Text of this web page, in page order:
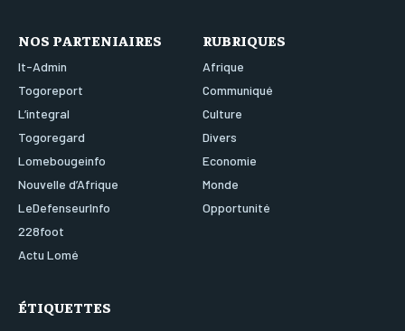
NOS PARTENIAIRES
It-Admin
Togoreport
L’integral
Togoregard
Lomebougeinfo
Nouvelle d’Afrique
LeDefenseurInfo
228foot
Actu Lomé
RUBRIQUES
Afrique
Communiqué
Culture
Divers
Economie
Monde
Opportunité
ÉTIQUETTES